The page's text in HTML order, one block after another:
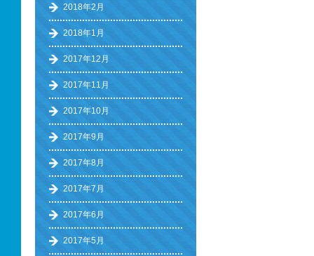
2018年2月
2018年1月
2017年12月
2017年11月
2017年10月
2017年9月
2017年8月
2017年7月
2017年6月
2017年5月